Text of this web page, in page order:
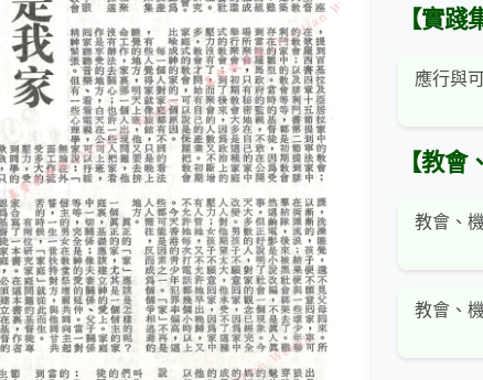
【實踐
應行與
【教會
教會、
教會、